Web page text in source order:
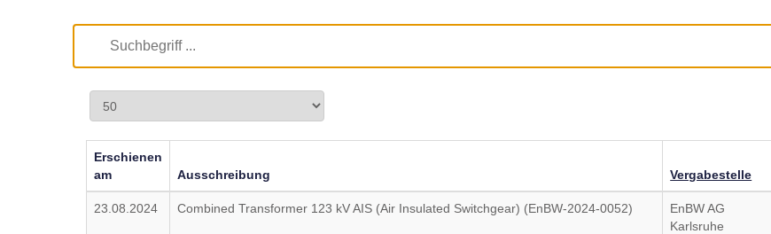
Erschienen
am
Ausschreibung Vergabestelle
23.08.2024 Combined Transformer 123 kV AIS (Air Insulated Switchgear) (EnBW-2024-0052)
EnBW AG
Karlsruhe